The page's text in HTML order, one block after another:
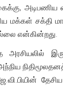
மக்கள் சக்தி
என்கின்றது.